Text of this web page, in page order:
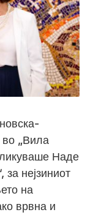
во „Вила
Наде
нејзиниот
на
врвна и